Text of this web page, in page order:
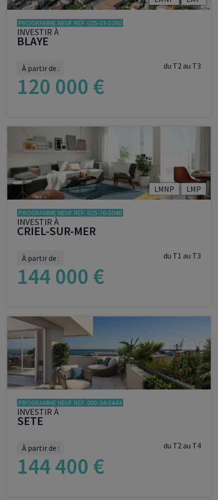
PROGRAMME NEUF RÉF. 025-33-5260
INVESTIR À
BLAYE
du T2 au T3
À partir de :
120 000 €
VOIR LE PROGRAMME
LMNP LMP
PROGRAMME NEUF RÉF. 025-76-5046
INVESTIR À
CRIEL-SUR-MER
du T1 au T3
À partir de :
144 000 €
VOIR LE PROGRAMME
PROGRAMME NEUF RÉF. 008-34-5444
INVESTIR À
SETE
du T2 au T4
À partir de :
144 400 €